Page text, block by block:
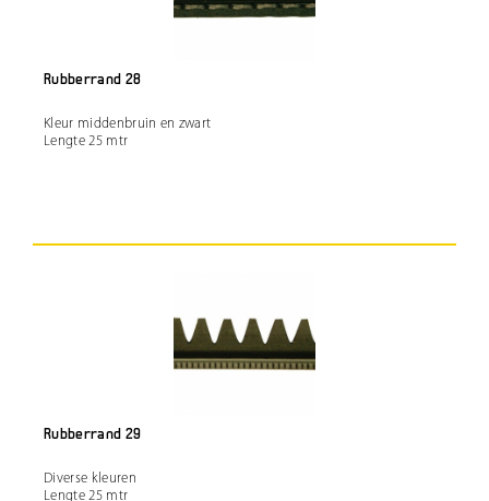
Rubberrand 28
Kleur middenbruin en zwart
Lengte 25 mtr
Rubberrand 29
Diverse kleuren
Lengte 25 mtr